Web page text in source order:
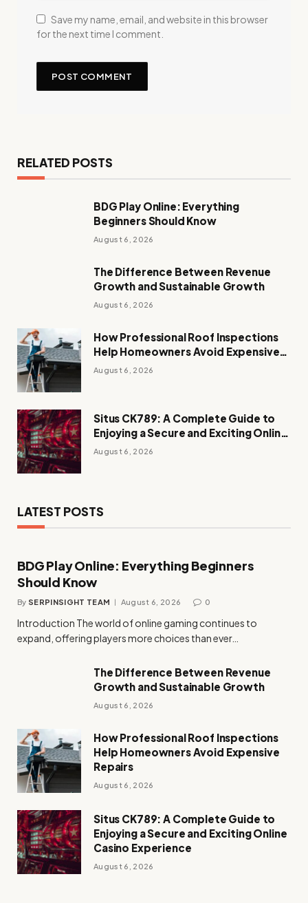
Save my name, email, and website in this browser
for the next time I comment.
RELATED POSTS
BDG Play Online: Everything
Beginners Should Know
August 6, 2026
The Difference Between Revenue
Growth and Sustainable Growth
August 6, 2026
How Professional Roof Inspections
Help Homeowners Avoid Expensive
Repairs
August 6, 2026
Situs CK789: A Complete Guide to
Enjoying a Secure and Exciting Online
Casino Experience
August 6, 2026
LATEST POSTS
BDG Play Online: Everything Beginners
Should Know
By SERPINSIGHT TEAM August 6, 2026 0
Introduction The world of online gaming continues to
expand, offering players more choices than ever…
The Difference Between Revenue
Growth and Sustainable Growth
August 6, 2026
How Professional Roof Inspections
Help Homeowners Avoid Expensive
Repairs
August 6, 2026
Situs CK789: A Complete Guide to
Enjoying a Secure and Exciting Online
Casino Experience
August 6, 2026